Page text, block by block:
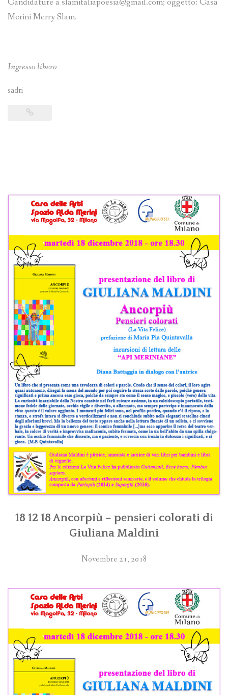
Merini Merry Slam.
Ingresso libero
sadri
18 12 18 Ancorpiù – pensieri colorati di
Giuliana Maldini
Novembre 21, 2018